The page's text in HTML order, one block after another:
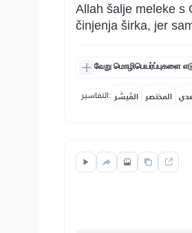
Allah šalje meleke s
činjenja širka, jer
வேறு மொழிபெயர்ப்புகளை
التفاسير: المُيسَّر المختصر